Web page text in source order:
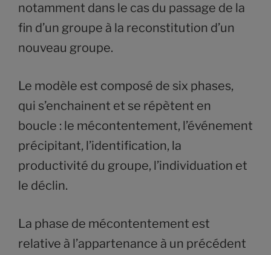
notamment dans le cas du passage de la
fin d’un groupe à la reconstitution d’un
nouveau groupe.
Le modèle est composé de six phases,
qui s’enchainent et se répètent en
boucle : le mécontentement, l’événement
précipitant, l’identification, la
productivité du groupe, l’individuation et
le déclin.
La phase de mécontentement est
relative à l’appartenance à un précédent